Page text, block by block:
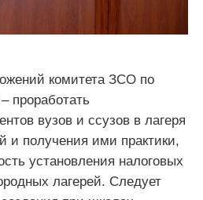
комитета ЗСО по
проработать
вузов и ссузов в лагеря
и получения ими практики,
установления налоговых
лагерей. Следует